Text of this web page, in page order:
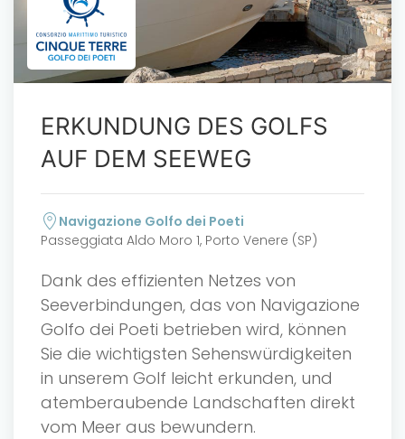
ERKUNDUNG DES GOLFS
AUF DEM SEEWEG
Navigazione Golfo dei Poeti
Passeggiata Aldo Moro 1, Porto Venere (SP)
Dank des effizienten Netzes von
Seeverbindungen, das von Navigazione
Golfo dei Poeti betrieben wird, können
Sie die wichtigsten Sehenswürdigkeiten
in unserem Golf leicht erkunden, und
atemberaubende Landschaften direkt
vom Meer aus bewundern.